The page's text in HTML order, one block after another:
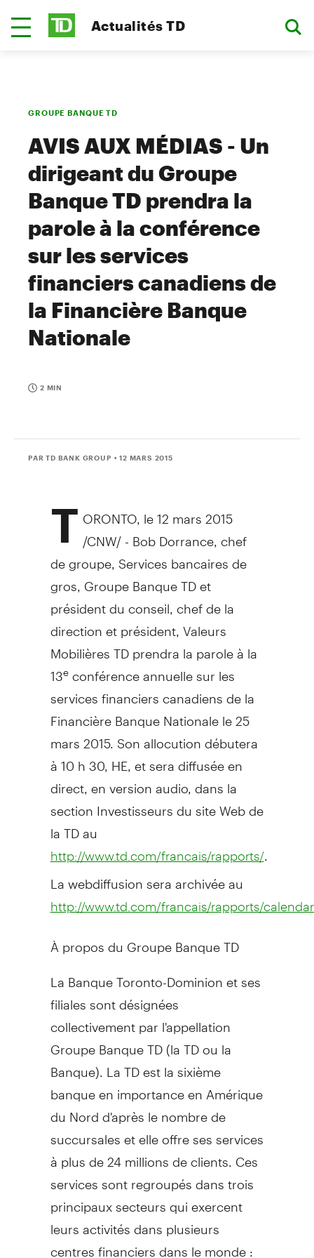
Actualités TD
GROUPE BANQUE TD
AVIS AUX MÉDIAS - Un
dirigeant du Groupe
Banque TD prendra la
parole à la conférence
sur les services
financiers canadiens de
la Financière Banque
Nationale
2 MIN
PAR TD BANK GROUP • 12 MARS 2015
T ORONTO , le 12 mars 2015
/CNW/ - Bob Dorrance, chef
de groupe, Services bancaires de
gros, Groupe Banque TD et
président du conseil, chef de la
direction et président, Valeurs
Mobilières TD prendra la parole à la
13econférence annuelle sur les
services financiers canadiens de la
Financière Banque Nationale le 25
mars 2015. Son allocution débutera
à 10 h 30, HE, et sera diffusée en
direct, en version audio, dans la
section Investisseurs du site Web de
la TD au
http://www.td.com/francais/rapports/.
La webdiffusion sera archivée au
http://www.td.com/francais/rapports/
À propos du Groupe Banque TD
La Banque Toronto-Dominion et ses
filiales sont désignées
collectivement par l'appellation
Groupe Banque TD (la TD ou la
Banque). La TD est la sixième
banque en importance en Amérique
du Nord d'après le nombre de
succursales et elle offre ses services
à plus de 24 millions de clients. Ces
services sont regroupés dans trois
principaux secteurs qui exercent
leurs activités dans plusieurs
centres financiers dans le monde :